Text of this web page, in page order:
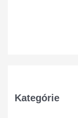
Kategórie